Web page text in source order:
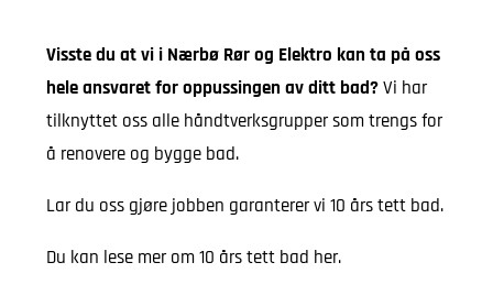
Visste du at vi i Nærbø Rør og Elektro kan ta på oss
hele ansvaret for oppussingen av ditt bad?Vi har
tilknyttet oss alle håndtverksgrupper som trengs for
å renovere og bygge bad.
Lar du oss gjøre jobben garanterer vi 10 års tett bad.
Du kan lese mer om 10 års tett bad her.